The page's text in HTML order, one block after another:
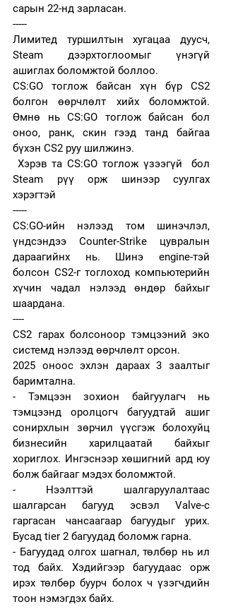
сарын 22-нд зарласан.
-----
Лимитед туршилтын хугацаа дуусч,
Steam дээрхтоглоомыг үнэгүй
ашиглах боломжтой боллоо.
CS:GO тоглож байсан хүн бүр CS2
болгон өөрчлөлт хийх боломжтой.
Өмнө нь CS:GO тоглож байсан бол
оноо, ранк, скин гээд танд байгаа
бүхэн CS2 руу шилжинэ.
Steam рүү орж шинээр суулгах
хэрэгтэй
-----
CS:GO-ийн нэлээд том шинэчлэл,
үндсэндээ Counter-Strike цувралын
дараагийнх нь. Шинэ engine-тэй
болсон CS2-г тоглоход компьютерийн
хүчин чадал нэлээд өндөр байхыг
шаардана.
----
CS2 гарах болсоноор тэмцээний эко
системд нэлээд өөрчлөлт орсон.
2025 оноос эхлэн дараах 3 заалтыг
баримтална.
- Тэмцээн зохион байгуулагч нь
тэмцээнд оролцогч багуудтай ашиг
сонирхлын зөрчил үүсгэж болохуйц
бизнесийн харилцаатай байхыг
хориглох. Ингэснээр хөшигний ард юу
болж байгааг мэдэх боломжтой.
- Нээлттэй шалгаруулалтаас
шалгарсан багууд эсвэл Valve-с
гаргасан чансаагаар багуудыг урих.
Бусад tier 2 багуудад боломж гарна.
- Багуудад олгох шагнал, төлбөр нь ил
тод байх. Хэдийгээр багуудаас орж
ирэх төлбөр буурч болох ч үзэгчдийн
тоон нэмэгдэх байх.